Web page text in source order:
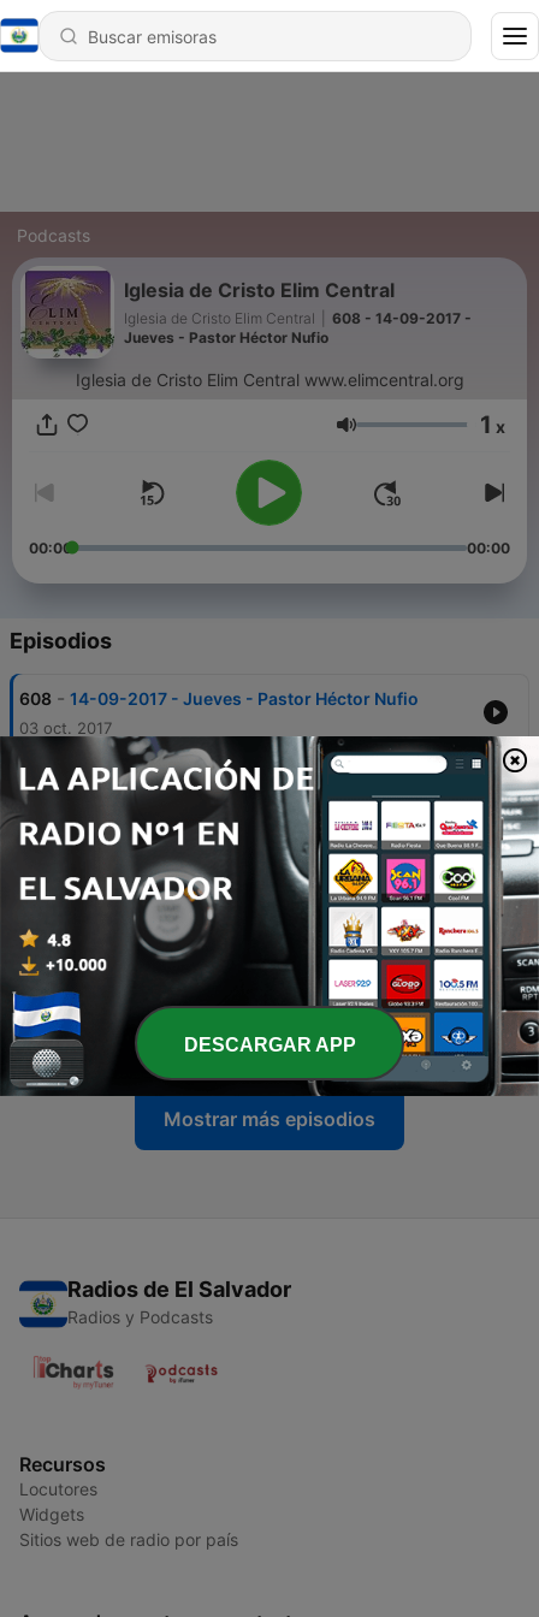
Podcasts
Iglesia de Cristo Elim Central
Iglesia de Cristo Elim Central
608 - 14-09-2017 -
Jueves - Pastor Héctor Nufio
Iglesia de Cristo Elim Central www.elimcentral.org
Volumen 1 x
00:00 00:00
Episodios
608 - 14-09-2017 - Jueves - Pastor Héctor Nufio
03 oct. 2017
607 - 10-09-2017 - Dom 2 - Pastor Héctor Nufio
03 oct. 2017
606 - 10-09-2017 - Dom 1 - Pastor Héctor Nufio
03 oct. 2017
605 - 08-09-2017 - Viernes - Pastor Héctor Nufio
03 oct. 2017
604 - 07-09-2017 - Jueves - Pastor Héctor Nufio
03 oct. 2017
Mostrar más episodios
Radios de El Salvador
Radios y Podcasts
Recursos
Locutores
Widgets
Sitios web de radio por país
DESCARGAR APP